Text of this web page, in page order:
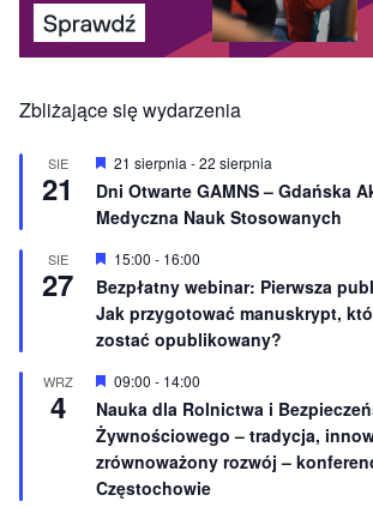
Zbliżające się wydarzenia
SIE
21
W
r
ó
n
o
n
e
21 sierpnia -22 sierpnia
Dni Otwarte GAMNS – Gdańska
Medyczna Nauk Stosowanych
SIE
27
W
r
ó
ż
n
i
o
n
e
15:00 - 16:00
Bezpłatny webinar: Pierwsza
Jak przygotować manuskrypt,
zostać opublikowany?
WRZ
4
W
r
ó
ż
n
i
09:00 - 14:00
Nauka dla Rolnictwa i
Żywnościowego – tradycja,
zrównoważony rozwój –
Częstochowie